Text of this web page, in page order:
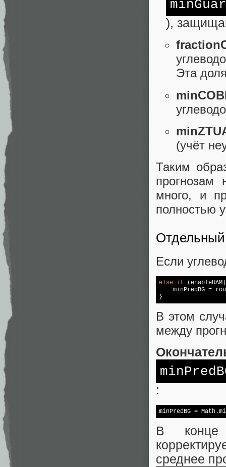
),
Эта
(учёт
Таким
прогнозам
много, и
полностью
Отдельный
Если
else if (enable
minPredBG =
}
В этом
между
:
minPredBG =
В конце
среднее